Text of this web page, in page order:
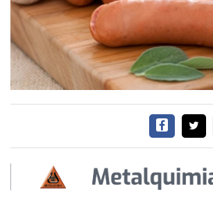
CONTÁCTENOS
POLÍTICAS